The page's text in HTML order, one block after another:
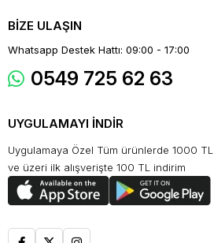
BİZE ULAŞIN
Whatsapp Destek Hattı: 09:00 - 17:00
0549 725 62 63
UYGULAMAYI İNDİR
Uygulamaya Özel Tüm ürünlerde 1000 TL
ve üzeri ilk alışverişte 100 TL indirim